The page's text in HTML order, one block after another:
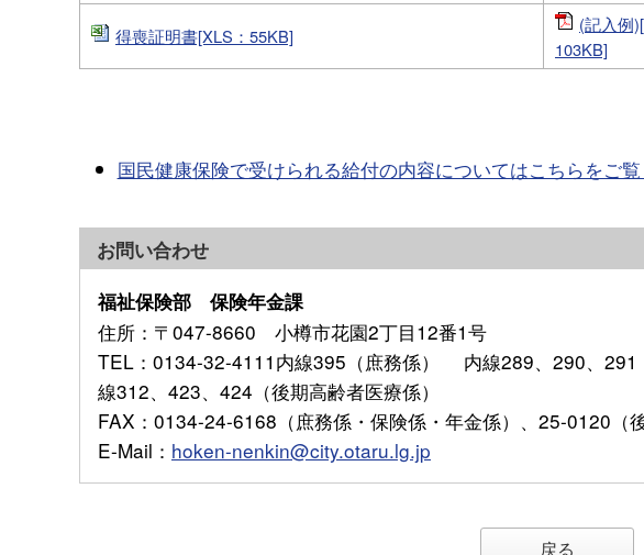
得喪証明書[XLS：55KB]
(記入例
103KB]
国民健康保険で受けられる給付の内容についてはこちらをご覧
お問い合わせ
福祉保険部 保険年金課
住所 ：〒047-8660 小樽市花園2丁目12番1号
TEL ：0134-32-4111内線395（庶務係） 内線289、290、
線312、423、424（後期高齢者医療係）
FAX ：0134-24-6168（庶務係・保険係・年金係）、25-0120（
E-Mail ： hoken-nenkin@city.otaru.lg.jp
戻る